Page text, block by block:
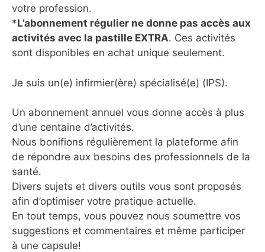
votre profession.
*L’abonnement régulier ne donne pas accès aux
activités avec la pastille EXTRA. Ces activités
sont disponibles en achat unique seulement.
Je suis un(e) infirmier(ère) spécialisé(e) (IPS).
Un abonnement annuel vous donne accès à plus
d’une centaine d’activités.
Nous bonifions régulièrement la plateforme afin
de répondre aux besoins des professionnels de la
santé.
Divers sujets et divers outils vous sont proposés
afin d’optimiser votre pratique actuelle.
En tout temps, vous pouvez nous soumettre vos
suggestions et commentaires et même participer
à une capsule!